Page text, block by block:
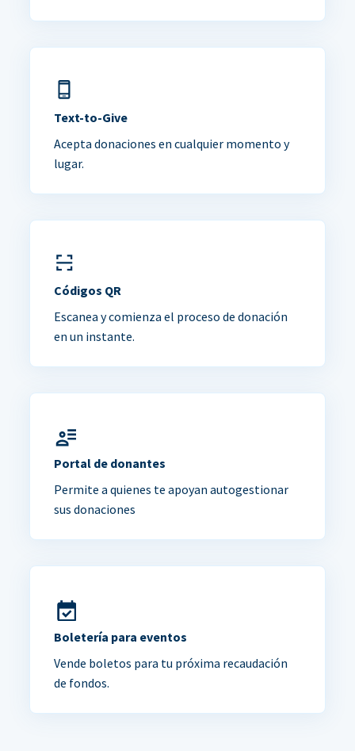
Text-to-Give
Acepta donaciones en cualquier momento y
lugar.
Códigos QR
Escanea y comienza el proceso de donación
en un instante.
Portal de donantes
Permite a quienes te apoyan autogestionar
sus donaciones
Boletería para eventos
Vende boletos para tu próxima recaudación
de fondos.